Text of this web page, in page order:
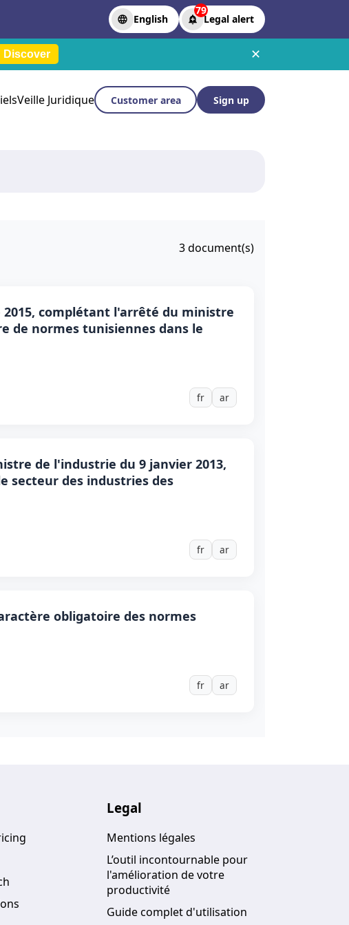
English
79
Legal alert
Discover ✕
Veille Juridique Customer area Sign up
3document(s)
complétant l'arrêté du ministre
de normes tunisiennes dans le
fr ar
de l'industrie du 9 janvier 2013,
secteur des industries des
fr ar
obligatoire des normes
fr ar
Legal
Mentions légales
L’outil incontournable pour
l'amélioration de votre
productivité
Guide complet d'utilisation